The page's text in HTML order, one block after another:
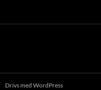
Drivs med WordPress